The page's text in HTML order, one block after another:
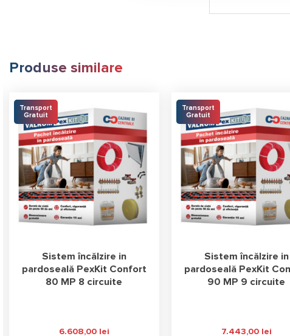
Produse similare
Transport
Gratuit
Sistem încălzire in
pardoseală PexKit Confort
80 MP 8 circuite
6.608,00 lei
Transport
Gratuit
Sistem încălzire in
pardoseală PexKit
90 MP 9 circuite
7.443,00 lei